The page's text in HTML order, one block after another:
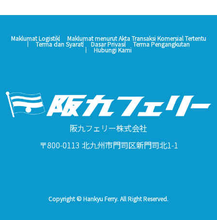
Maklumat Logistik Maklumat menurut Akta Transaksi Komersial Tertentu
Terma dan Syarat Dasar Privasi Terma Pengangkutan
Hubungi Kami
阪九フェリー株式会社
〒800-0113 北九州市門司区新門司北1-1
Copyright © Hankyu Ferry. All Right Reserved.